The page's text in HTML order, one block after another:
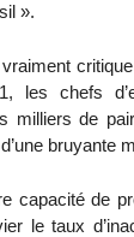
».
les chefs
milliers de
bruyante
capacité de
le taux